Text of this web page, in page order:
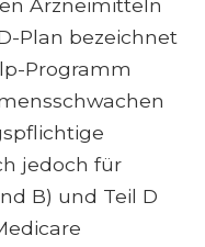
Arzneimitteln
Plan bezeichnet
Programm
jedoch für
B) und Teil D